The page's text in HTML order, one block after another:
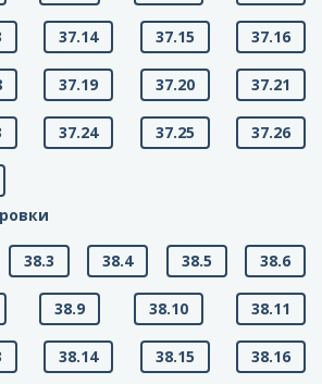
37.14 37.15 37.16
37.19 37.20 37.21
37.24 37.25 37.26
38.3 38.4 38.5 38.6
38.9 38.10 38.11
38.14 38.15 38.16